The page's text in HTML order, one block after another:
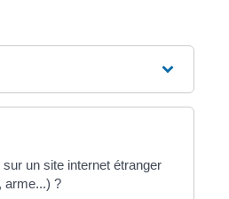
un site internet étranger
arme...) ?